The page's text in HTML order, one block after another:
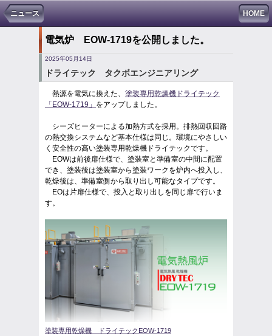
HOME
ニュース
電気炉 EOW-1719を公開しました。
2025年05月14日
ドライテック タクボエンジニアリング
熱源を電気に換えた、 塗装専用乾燥機ドライテック
「EOW-1719」 をアップしました。
シーズヒーターによる加熱方式を採用。排熱回収回路
の熱交換システムなど基本仕様は同じ。環境にやさしい
く安全性の高い塗装専用乾燥機ドライテックです。
EOWは前後扉仕様で、塗装室と準備室の中間に配置
でき、塗装後は塗装室から塗装ワークを炉内へ投入し、
乾燥後は、準備室側から取り出し可能なタイプです。
EOは片扉仕様で、投入と取り出しを同じ扉で行いま
す。
塗装専用乾燥機 ドライテックEOW-1719